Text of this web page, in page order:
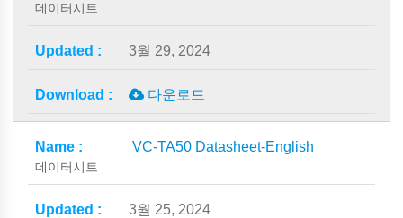
데이터시트
3월 29, 2024
다운로드
VC-TA50 Datasheet-English
데이터시트
3월 25, 2024